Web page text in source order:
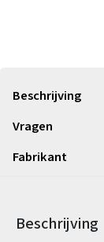
Beschrijving
Vragen
Fabrikant
Beschrijving